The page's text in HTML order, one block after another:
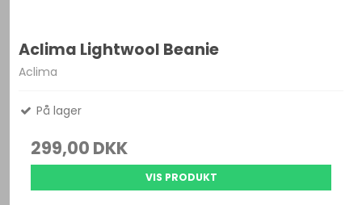
Aclima Lightwool Beanie
Aclima
På lager
299,00 DKK
VIS PRODUKT